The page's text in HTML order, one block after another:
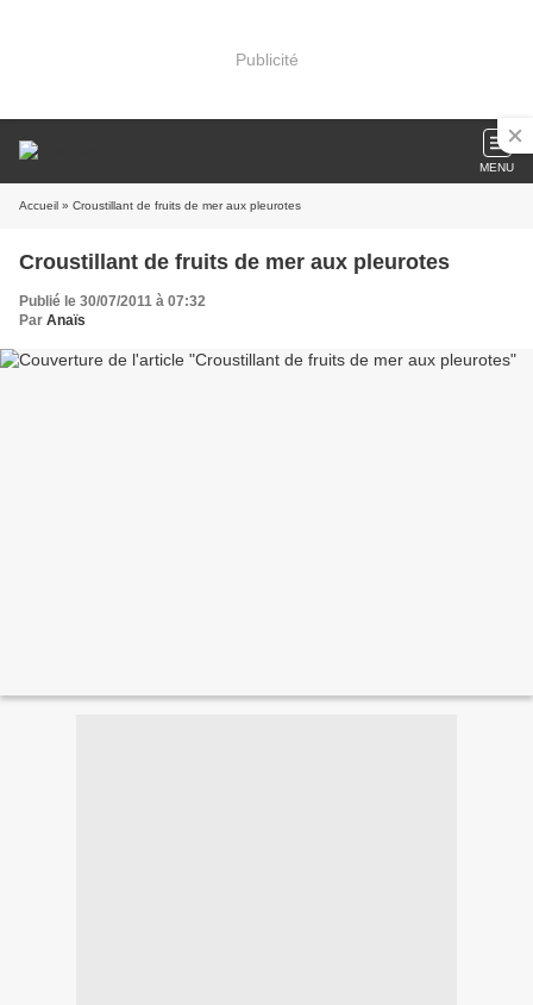
Publicité
MENU
Accueil » Croustillant de fruits de mer aux pleurotes
Croustillant de fruits de mer aux pleurotes
Publié le 30/07/2011 à 07:32
Par Anaïs